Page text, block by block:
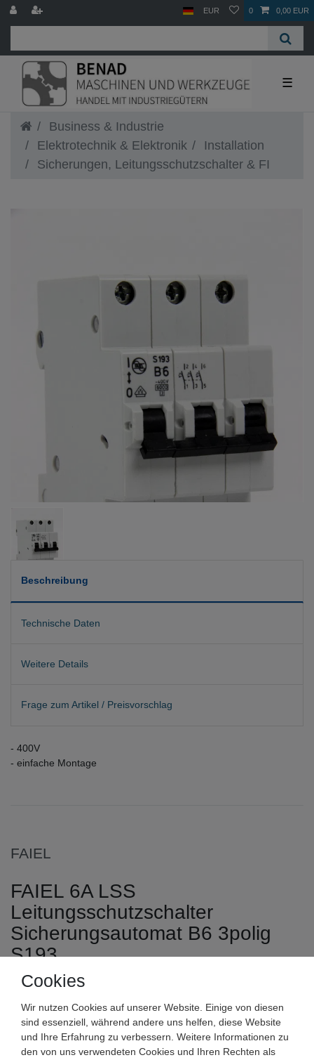
EUR 0 0,00 EUR
☰
Business & Industrie
Elektrotechnik & Elektronik
Installation
Sicherungen, Leitungsschutzschalter & FI
Beschreibung
Technische Daten
Weitere Details
Frage zum Artikel / Preisvorschlag
- 400V
- einfache Montage
FAIEL
FAIEL 6A LSS
Leitungsschutzschalter
Sicherungsautomat B6 3polig
S193
Zustand:
Barcode:
Cookies
Wir nutzen Cookies auf unserer Website. Einige von diesen
sind essenziell, während andere uns helfen, diese Website
und Ihre Erfahrung zu verbessern. Weitere Informationen zu
den von uns verwendeten Cookies und Ihren Rechten als